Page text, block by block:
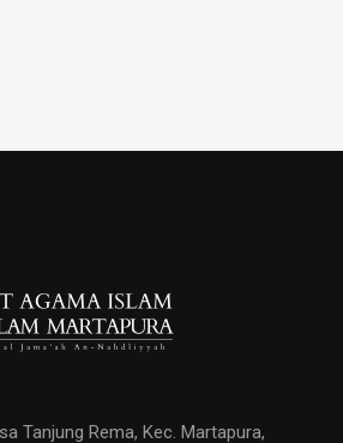
Tanjung Rema, Kec. Martapura,